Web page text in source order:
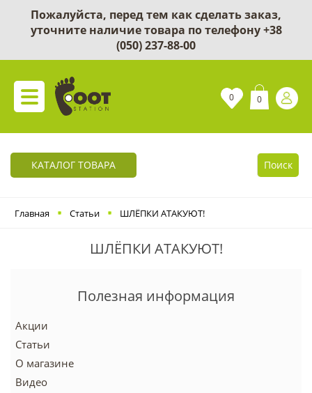
Пожалуйста, перед тем как сделать заказ,
уточните наличие товара по телефону+38
(050) 237-88-00
0 0
КАТАЛОГ ТОВАРА Поиск
Главная Статьи ШЛЁПКИ АТАКУЮТ!
ШЛЁПКИ АТАКУЮТ!
Полезная информация
Акции
Статьи
О магазине
Видео